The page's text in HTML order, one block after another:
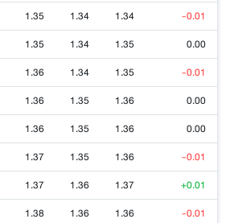
1.35 1.34 1.34
-0.01
1.35 1.34 1.35
0.00
1.36 1.34 1.35
-0.01
1.36 1.35 1.36
0.00
1.36 1.35 1.36
0.00
1.37 1.35 1.36
-0.01
1.37 1.36 1.37
+0.01
1.38 1.36 1.36 -0.01